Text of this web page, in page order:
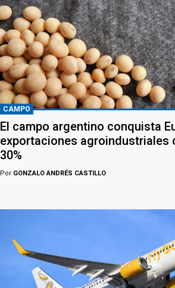
CAMPO
El campo argentino conquista
exportaciones agroindustriales
30%
Por GONZALO ANDRÉS CASTILLO